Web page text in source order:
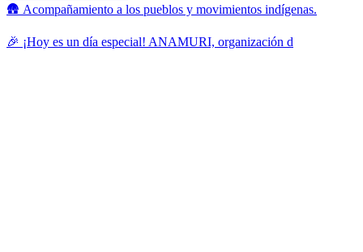
🛖 Acompañamiento a los pueblos y movimientos indígenas.
🎉 ¡Hoy es un día especial! ANAMURI, organización d